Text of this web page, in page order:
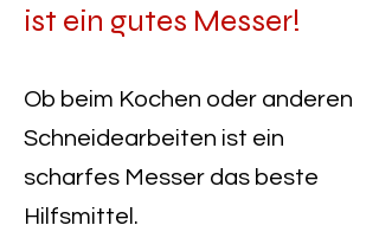
ist ein gutes Messer!
Ob beim Kochen oder anderen
Schneidearbeiten ist ein
scharfes Messer das beste
Hilfsmittel.